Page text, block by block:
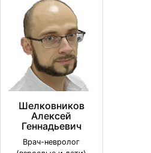
Шелковников
Алексей
Геннадьевич
Врач-невролог